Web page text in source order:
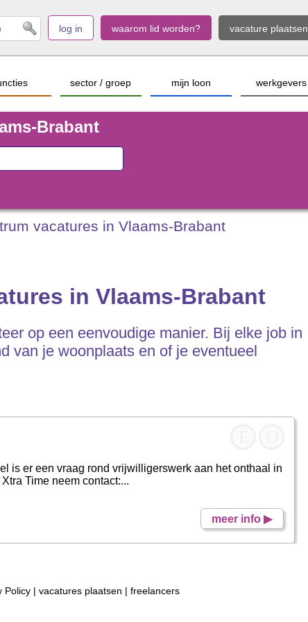
vacature plaatsen
waarom lid worden?
log in
werkgevers
mijn loon
sector / groep
Brabant
vacatures in Vlaams-Brabant
in Vlaams-Brabant
op een eenvoudige manier. Bij elke job in
van je woonplaats en of je eventueel
is er een vraag rond vrijwilligerswerk aan het onthaal in
Time neem contact:...
meer info ▶
Policy | vacatures plaatsen | freelancers